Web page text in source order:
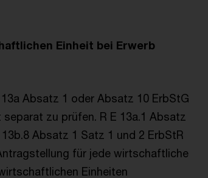
Einheit bei Erwerb
Absatz 1 oder Absatz 10 ErbStG
zu prüfen. R E 13a.1 Absatz
Absatz 1 Satz 1 und 2 ErbStR
für jede wirtschaftliche
Einheiten